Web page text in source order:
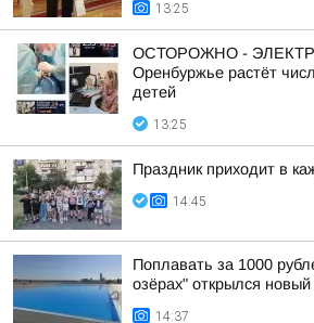
13:25
ОСТОРОЖНО -
Оренбуржье растёт
детей
13:25
Праздник приходит в
14:45
Поплавать за 1000
озёрах" открылся новый
14:37